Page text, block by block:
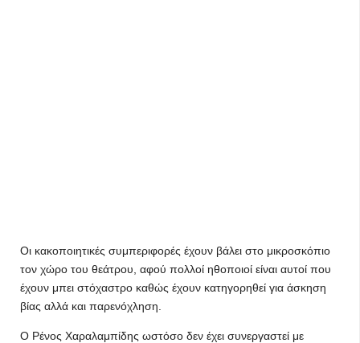
Οι κακοποιητικές συμπεριφορές έχουν βάλει στο μικροσκόπιο
τον χώρο του θεάτρου, αφού πολλοί ηθοποιοί είναι αυτοί που
έχουν μπει στόχαστρο καθώς έχουν κατηγορηθεί για άσκηση
βίας αλλά και παρενόχληση.
Ο Ρένος Χαραλαμπίδης ωστόσο δεν έχει συνεργαστεί με